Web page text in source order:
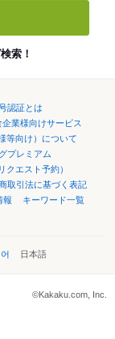
索！
認証とは
業様向けサービス
等向け）について
プレミアム
クエスト予約）
取引法に基づく表記
報
キーワード一覧
日本語
©Kakaku.com, Inc.